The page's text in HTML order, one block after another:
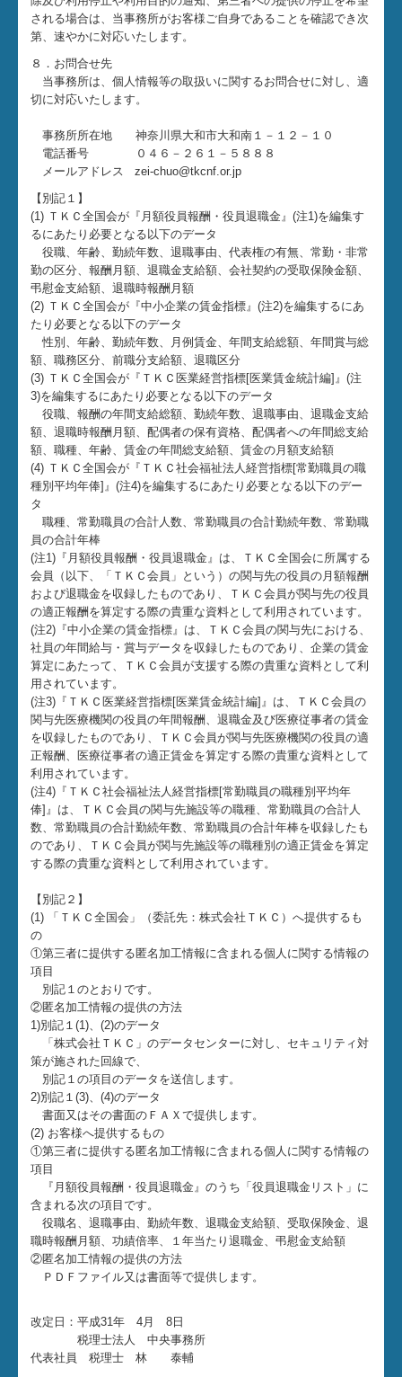
される場合は、当事務所がお客様ご自身であることを確認でき次
第、速やかに対応いたします。
８．お問合せ先
当事務所は、個人情報等の取扱いに関するお問合せに対し、適
切に対応いたします。
事務所所在地 神奈川県大和市大和南１－１２－１０
電話番号 ０４６－２６１－５８８８
メールアドレス zei-chuo@tkcnf.or.jp
【別記１】
(1) ＴＫＣ全国会が『月額役員報酬・役員退職金』(注1)を編集す
るにあたり必要となる以下のデータ
役職、年齢、勤続年数、退職事由、代表権の有無、常勤・非常
勤の区分、報酬月額、退職金支給額、会社契約の受取保険金額、
弔慰金支給額、退職時報酬月額
(2) ＴＫＣ全国会が『中小企業の賃金指標』(注2)を編集するにあ
たり必要となる以下のデータ
性別、年齢、勤続年数、月例賃金、年間支給総額、年間賞与総
額、職務区分、前職分支給額、退職区分
(3) ＴＫＣ全国会が『ＴＫＣ医業経営指標[医業賃金統計編]』(注
3)を編集するにあたり必要となる以下のデータ
役職、報酬の年間支給総額、勤続年数、退職事由、退職金支給
額、退職時報酬月額、配偶者の保有資格、配偶者への年間総支給
額、職種、年齢、賃金の年間総支給額、賃金の月額支給額
(4) ＴＫＣ全国会が『ＴＫＣ社会福祉法人経営指標[常勤職員の職
種別平均年俸]』(注4)を編集するにあたり必要となる以下のデー
タ
職種、常勤職員の合計人数、常勤職員の合計勤続年数、常勤職
員の合計年棒
(注1)『月額役員報酬・役員退職金』は、ＴＫＣ全国会に所属する
会員（以下、「ＴＫＣ会員」という）の関与先の役員の月額報酬
および退職金を収録したものであり、ＴＫＣ会員が関与先の役員
の適正報酬を算定する際の貴重な資料として利用されています。
(注2)『中小企業の賃金指標』は、ＴＫＣ会員の関与先における、
社員の年間給与・賞与データを収録したものであり、企業の賃金
算定にあたって、ＴＫＣ会員が支援する際の貴重な資料として利
用されています。
(注3)『ＴＫＣ医業経営指標[医業賃金統計編]』は、ＴＫＣ会員の
関与先医療機関の役員の年間報酬、退職金及び医療従事者の賃金
を収録したものであり、ＴＫＣ会員が関与先医療機関の役員の適
正報酬、医療従事者の適正賃金を算定する際の貴重な資料として
利用されています。
(注4)『ＴＫＣ社会福祉法人経営指標[常勤職員の職種別平均年
俸]』は、ＴＫＣ会員の関与先施設等の職種、常勤職員の合計人
数、常勤職員の合計勤続年数、常勤職員の合計年棒を収録したも
のであり、ＴＫＣ会員が関与先施設等の職種別の適正賃金を算定
する際の貴重な資料として利用されています。
【別記２】
(1) 「ＴＫＣ全国会」（委託先：株式会社ＴＫＣ）へ提供するも
の
①第三者に提供する匿名加工情報に含まれる個人に関する情報の
項目
別記１のとおりです。
②匿名加工情報の提供の方法
1)別記１(1)、(2)のデータ
「株式会社ＴＫＣ」のデータセンターに対し、セキュリティ対
策が施された回線で、
別記１の項目のデータを送信します。
2)別記１(3)、(4)のデータ
書面又はその書面のＦＡＸで提供します。
(2) お客様へ提供するもの
①第三者に提供する匿名加工情報に含まれる個人に関する情報の
項目
『月額役員報酬・役員退職金』のうち「役員退職金リスト」に
含まれる次の項目です。
役職名、退職事由、勤続年数、退職金支給額、受取保険金、退
職時報酬月額、功績倍率、１年当たり退職金、弔慰金支給額
②匿名加工情報の提供の方法
ＰＤＦファイル又は書面等で提供します。
改定日：平成31年 4月 8日
税理士法人 中央事務所
代表社員 税理士 林 泰輔